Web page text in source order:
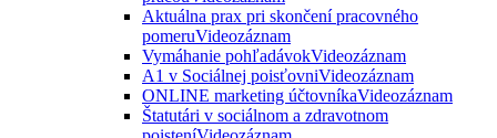
Aktuálna prax pri skončení pracovného
pomeruVideozáznam
Vymáhanie pohľadávokVideozáznam
A1 v Sociálnej poisťovniVideozáznam
ONLINE marketing účtovníkaVideozáznam
Štatutári v sociálnom a zdravotnom